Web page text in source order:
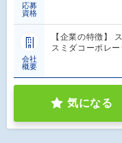
応募
資格
会社
概要
【企業の特徴】
スミダコーポレ
気になる